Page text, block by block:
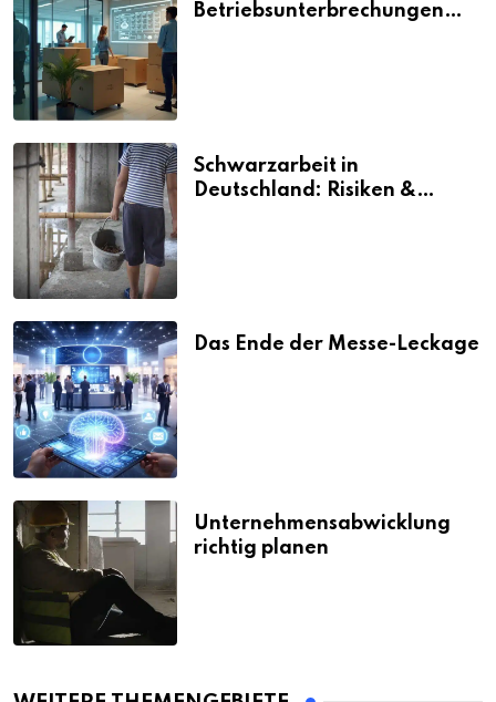
Betriebsunterbrechungen
Schwarzarbeit in
Deutschland: Risiken &
Das Ende der Messe-Leckage
Unternehmensabwicklung
richtig planen